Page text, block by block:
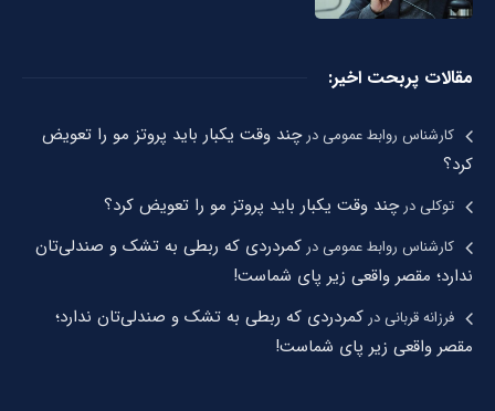
مقالات پربحت اخیر:
کارشناس روابط عمومیدرچند وقت یکبار باید پروتز مو را تعویض
کرد؟
توکلیدرچند وقت یکبار باید پروتز مو را تعویض کرد؟
کارشناس روابط عمومیدر کمردردی که ربطی به تشک و صندلی‌تان
ندارد؛ مقصر واقعی زیر پای شماست!
فرزانه قربانیدر کمردردی که ربطی به تشک و صندلی‌تان ندارد؛
مقصر واقعی زیر پای شماست!